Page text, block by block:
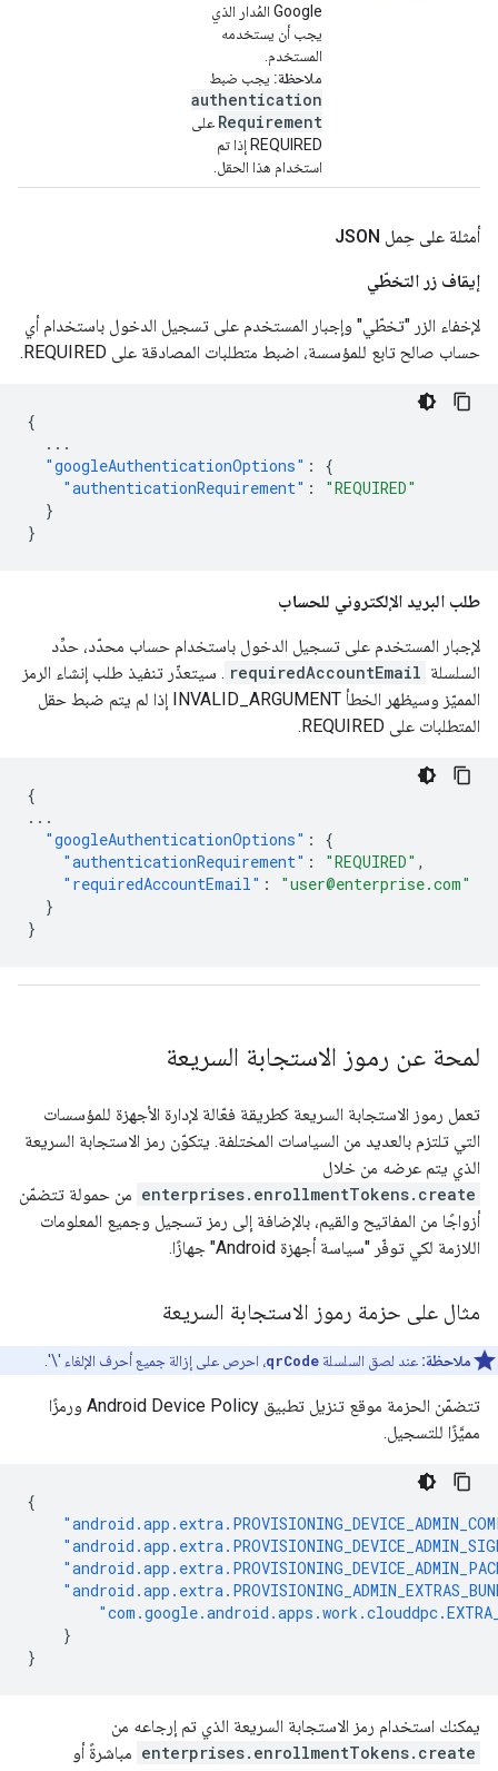
Google المُدار الذي
يجب أن يستخدمه
المستخدم.
ملاحظة: يجب ضبط
authentication
Requirement على
REQUIRED إذا تم
استخدام هذا الحقل.
أمثلة على حِمل JSON
إيقاف زر التخطّي
لإخفاء الزر "تخطّي" وإجبار المستخدم على تسجيل الدخول باستخدام أي
حساب صالح تابع للمؤسسة، اضبط متطلبات المصادقة على REQUIRED.
{
...
"googleAuthenticationOptions" :
{
"authenticationRequirement" :
"REQUIRED"
}
}
طلب البريد الإلكتروني للحساب
لإجبار المستخدم على تسجيل الدخول باستخدام حساب محدّد، حدِّد
السلسلة requiredAccountEmail . سيتعذّر تنفيذ طلب إنشاء الرمز
المميّز وسيظهر الخطأ INVALID_ARGUMENT إذا لم يتم ضبط حقل
المتطلبات على REQUIRED.
{
...
"googleAuthenticationOptions" :
{
"authenticationRequirement" : "REQUIRED" ,
"requiredAccountEmail" :
"user@enterprise.com"
}
}
لمحة عن رموز الاستجابة السريعة
تعمل رموز الاستجابة السريعة كطريقة فعّالة لإدارة الأجهزة للمؤسسات
التي تلتزم بالعديد من السياسات المختلفة. يتكوّن رمز الاستجابة السريعة
الذي يتم عرضه من خلال
enterprises.enrollmentTokens.create من حمولة تتضمّن
أزواجًا من المفاتيح والقيم، بالإضافة إلى رمز تسجيل وجميع المعلومات
اللازمة لكي توفّر "سياسة أجهزة Android" جهازًا.
مثال على حزمة رموز الاستجابة السريعة
ملاحظة: عند لصق السلسلة qrCode، احرص على إزالة جميع أحرف الإلغاء '\'.
تتضمّن الحزمة موقع تنزيل تطبيق Android Device Policy ورمزًا
مميَّزًا للتسجيل.
{
}
}
يمكنك استخدام رمز الاستجابة السريعة الذي تم إرجاعه من
enterprises.enrollmentTokens.create مباشرةً أو